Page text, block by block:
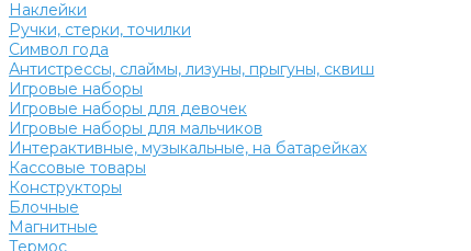
Наклейки
Ручки, стерки, точилки
Символ года
Антистрессы, слаймы, лизуны, прыгуны, сквиш
Игровые наборы
Игровые наборы для девочек
Игровые наборы для мальчиков
Интерактивные, музыкальные, на батарейках
Кассовые товары
Конструкторы
Блочные
Магнитные
Термос